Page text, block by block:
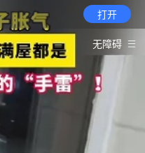
打开
无障碍